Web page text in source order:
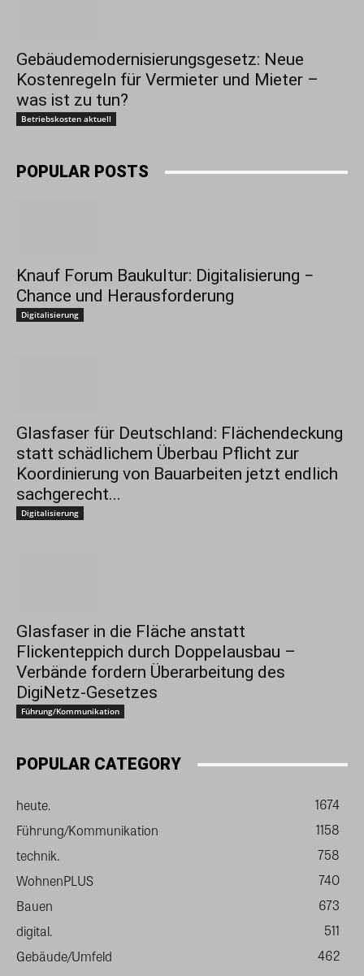
Gebäudemodernisierungsgesetz: Neue
Kostenregeln für Vermieter und Mieter –
was ist zu tun?
Betriebskosten aktuell
POPULAR POSTS
Knauf Forum Baukultur: Digitalisierung −
Chance und Herausforderung
Digitalisierung
Glasfaser für Deutschland: Flächendeckung
statt schädlichem Überbau Pflicht zur
Koordinierung von Bauarbeiten jetzt endlich
sachgerecht...
Digitalisierung
Glasfaser in die Fläche anstatt
Flickenteppich durch Doppelausbau –
Verbände fordern Überarbeitung des
DigiNetz-Gesetzes
Führung/Kommunikation
POPULAR CATEGORY
heute.
1674
Führung/Kommunikation
1158
technik.
758
WohnenPLUS
740
Bauen
673
digital.
511
Gebäude/Umfeld
462